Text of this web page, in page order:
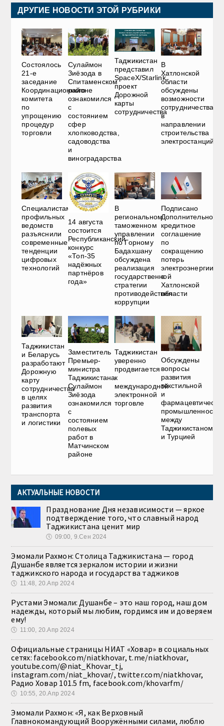
ДРУГИЕ НОВОСТИ ЭТОЙ РУБРИКИ
Состоялось
21-е
заседание
Координационного
комитета
по
упрощению
процедур
торговли
Сулаймон
Зиёзода в
Спитаменском
районе
ознакомился
с
состоянием
сфер
хлопководства,
садоводства
и
виноградарства
Таджикистан
представил
SpaceX/Starlink
проект
Дорожной
карты
сотрудничества
В
Хатлонской
области
обсуждены
возможности
сотрудничества
в
направлении
строительства
электростанций
Специалистам
профильных
ведомств
разъяснили
современные
тенденции
цифровых
технологий
14 августа
состоится
Республиканский
конкурс
«Топ-35
надёжных
партнёров
года»
В
региональном
таможенном
управлении
по Горному
Бадахшану
обсуждена
реализация
государственной
стратегии
противодействия
коррупции
Подписано
Дополнительное
кредитное
соглашение
по
сокращению
потерь
электроэнергии
в
Хатлонской
области
Таджикистан
и Беларусь
разработают
Дорожную
карту
сотрудничества
в целях
развития
транспорта
и логистики
Заместитель
Премьер-
министра
Таджикистана
Сулаймон
Зиёзода
ознакомился
с
состоянием
полевых
работ в
Матчинском
районе
Таджикистан
уверенно
продвигается
к
международной
электронной
торговле
Обсуждены
вопросы
развития
текстильной
и
промышленности
между
Таджикистаном
и Турцией
АКТУАЛЬНЫЕ НОВОСТИ
Празднование Дня независимости — яркое
подтверждение того, что славный народ
Таджикистана ценит мир
🕔 09:00, 9.Сен 2024
Эмомали Рахмон: Столица Таджикистана — город
Душанбе является зеркалом истории и жизни
таджикского народа и государства таджиков
🕔 11:48, 20.Апр 2024
Рустами Эмомали: Душанбе – это наш город, наш дом
надежды, который мы любим, гордимся им и доверяем
ему!
🕔 11:00, 20.Апр 2024
Официальные страницы НИАТ «Ховар» в социальных
сетях: facebook.com/niatkhovar, t.me/niatkhovar,
youtube.com/@niat_Khovar_tj,
instagram.com/niat_khovar/, twitter.com/niatkhovar,
Радио Ховар 101.5 fm, facebook.com/khovarfm/
🕔 10:55, 20.Апр 2024
Эмомали Рахмон: «Я, как Верховный
Главнокомандующий Вооружёнными силами, люблю